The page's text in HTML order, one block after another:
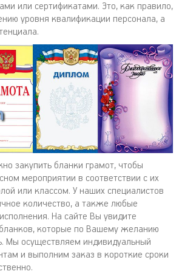
или сертификатами. Это, как правило,
уровня квалификации персонала, а
закупить бланки грамот, чтобы
мероприятии в соответствии с их
или классом. У наших специалистов
количество, а также любые
На сайте Вы увидите
которые по Вашему желанию
Мы осуществляем индивидуальный
и выполним заказ в короткие сроки